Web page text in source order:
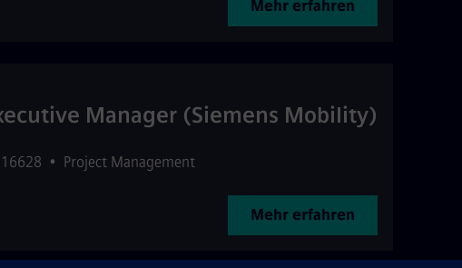
Mehr erfahren
Manager (Siemens Mobility)
• Project Management
Mehr erfahren